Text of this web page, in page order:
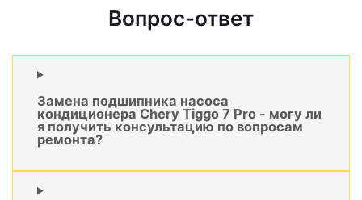
Вопрос-ответ
Замена подшипника насоса
кондиционера Chery Tiggo 7 Pro - могу ли
я получить консультацию по вопросам
ремонта?